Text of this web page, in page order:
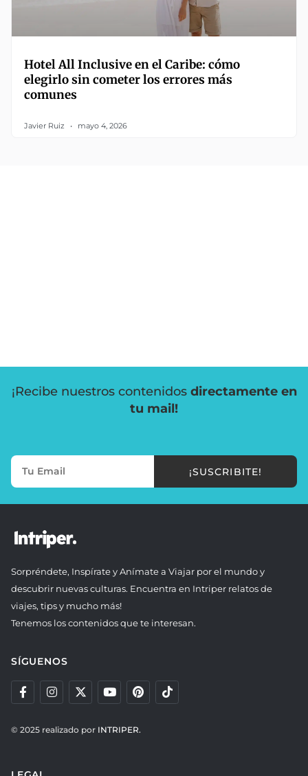
Hotel All Inclusive en el Caribe: cómo
elegirlo sin cometer los errores más
comunes
Javier Ruiz mayo 4, 2026
¡Recibe nuestros contenidos directamente en
tu mail!
¡SUSCRIBITE!
Sorpréndete, Inspírate y Anímate a Viajar por el mundo y
descubrir nuevas culturas. Encuentra en Intriper relatos de
viajes, tips y mucho más!
Tenemos los contenidos que te interesan.
SÍGUENOS
© 2025 realizado por INTRIPER.